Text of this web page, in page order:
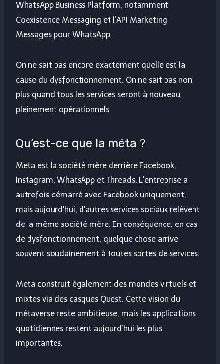
WhatsApp Business Platform, notamment
Coexistence Messaging et l’API Marketing
Messages pour WhatsApp.
On ne sait pas encore exactement quelle est la
cause du dysfonctionnement. On ne sait pas non
plus quand tous les services seront à nouveau
pleinement opérationnels.
Qu’est-ce que la méta ?
Meta est la société mère derrière Facebook,
Instagram, WhatsApp et Threads. L'entreprise a
autrefois démarré avec Facebook uniquement,
mais aujourd'hui, d'autres services sociaux relèvent
de la même société mère. En conséquence, en cas
de dysfonctionnement, quelque chose arrive
souvent soudainement à toutes sortes de services.
Meta construit également des mondes virtuels et
mixtes via des casques Quest. Cette vision du
métaverse reste ambitieuse, mais les applications
quotidiennes restent aujourd’hui les plus
importantes.